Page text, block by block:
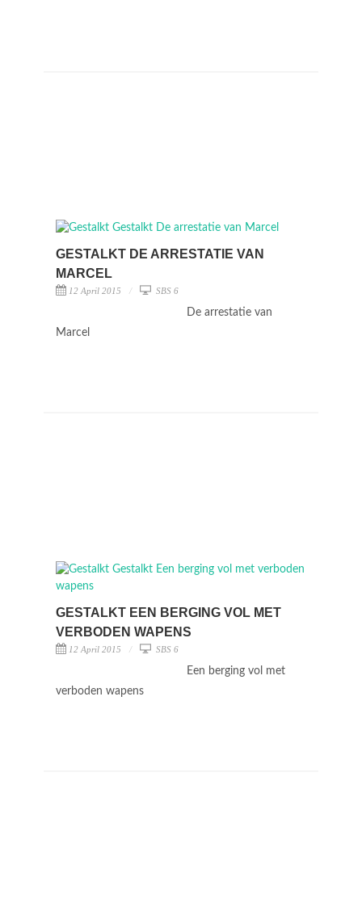
GESTALKT DE ARRESTATIE VAN
MARCEL
12 April 2015 SBS 6
De arrestatie van
Marcel
GESTALKT EEN BERGING VOL MET
VERBODEN WAPENS
12 April 2015 SBS 6
Een berging vol met
verboden wapens